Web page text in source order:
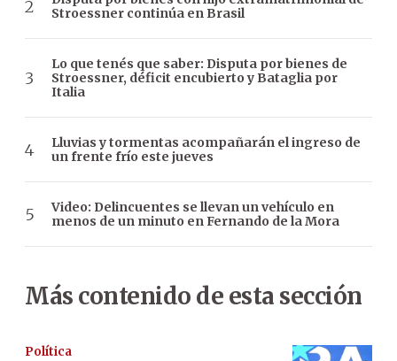
Stroessner continúa en Brasil
Lo que tenés que saber: Disputa por bienes de
Stroessner, déficit encubierto y Bataglia por
Italia
Lluvias y tormentas acompañarán el ingreso de
un frente frío este jueves
Video: Delincuentes se llevan un vehículo en
menos de un minuto en Fernando de la Mora
Más contenido de esta sección
Política